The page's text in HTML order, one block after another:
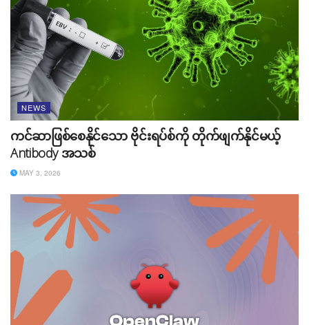
NEWS
ကင်ဆာဖြစ်စေနိုင်သော ဗိုင်းရပ်စ်ကို တိုက်ဖျက်နိုင်မယ့်
Antibody အသစ်
MAY 3, 2026